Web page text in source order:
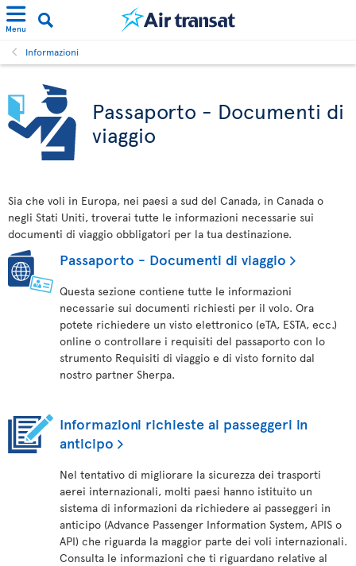
Menu
Informazioni
Passaporto - Documenti di
viaggio
Sia che voli in Europa, nei paesi a sud del Canada, in Canada o
negli Stati Uniti, troverai tutte le informazioni necessarie sui
documenti di viaggio obbligatori per la tua destinazione.
Passaporto - Documenti di viaggio
Questa sezione contiene tutte le informazioni
necessarie sui documenti richiesti per il volo. Ora
potete richiedere un visto elettronico (eTA, ESTA, ecc.)
online o controllare i requisiti del passaporto con lo
strumento Requisiti di viaggio e di visto fornito dal
nostro partner Sherpa.
Informazioni richieste ai passeggeri in
anticipo
Nel tentativo di migliorare la sicurezza dei trasporti
aerei internazionali, molti paesi hanno istituito un
sistema di informazioni da richiedere ai passeggeri in
anticipo (Advance Passenger Information System, APIS o
API) che riguarda la maggior parte dei voli internazionali.
Consulta le informazioni che ti riguardano relative al